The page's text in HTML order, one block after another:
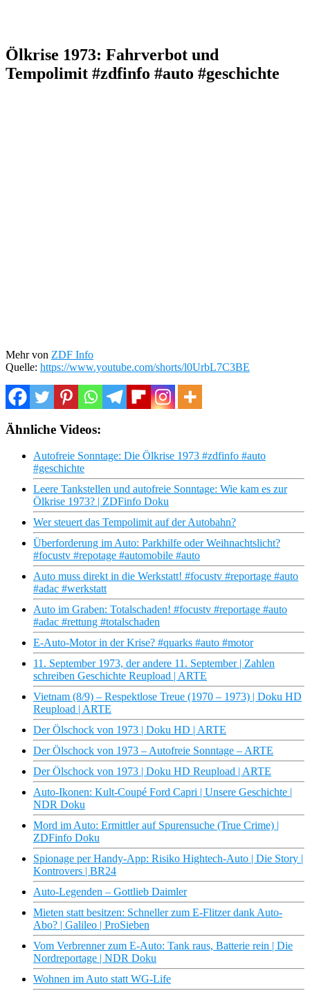
Ölkrise 1973: Fahrverbot und
Tempolimit #zdfinfo #auto #geschichte
Mehr von ZDF Info
Quelle: https://www.youtube.com/shorts/l0UrbL7C3BE
Ähnliche Videos:
Autofreie Sonntage: Die Ölkrise 1973 #zdfinfo #auto
#geschichte
Leere Tankstellen und autofreie Sonntage: Wie kam es zur
Ölkrise 1973? | ZDFinfo Doku
Wer steuert das Tempolimit auf der Autobahn?
Überforderung im Auto: Parkhilfe oder Weihnachtslicht?
#focustv #repotage #automobile #auto
Auto muss direkt in die Werkstatt! #focustv #reportage #auto
#adac #werkstatt
Auto im Graben: Totalschaden! #focustv #reportage #auto
#adac #rettung #totalschaden
E-Auto-Motor in der Krise? #quarks #auto #motor
11. September 1973, der andere 11. September | Zahlen
schreiben Geschichte Reupload | ARTE
Vietnam (8/9) – Respektlose Treue (1970 – 1973) | Doku HD
Reupload | ARTE
Der Ölschock von 1973 | Doku HD | ARTE
Der Ölschock von 1973 – Autofreie Sonntage – ARTE
Der Ölschock von 1973 | Doku HD Reupload | ARTE
Auto-Ikonen: Kult-Coupé Ford Capri | Unsere Geschichte |
NDR Doku
Mord im Auto: Ermittler auf Spurensuche (True Crime) |
ZDFinfo Doku
Spionage per Handy-App: Risiko Hightech-Auto | Die Story |
Kontrovers | BR24
Auto-Legenden – Gottlieb Daimler
Mieten statt besitzen: Schneller zum E-Flitzer dank Auto-
Abo? | Galileo | ProSieben
Vom Verbrenner zum E-Auto: Tank raus, Batterie rein | Die
Nordreportage | NDR Doku
Wohnen im Auto statt WG-Life